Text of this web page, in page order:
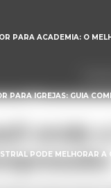
PARA ACADEMIA: O
PARA IGREJAS: GUIA
PODE MELHORAR A
onde